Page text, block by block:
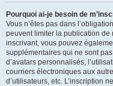
Pourquoi ai-je besoin de
Vous n’êtes pas dans
peuvent limiter la publication de
inscrivant, vous pouvez
supplémentaires qui ne sont
d’avatars personnalisés,
courriers électroniques aux
d’utilisateurs, etc. L’inscription